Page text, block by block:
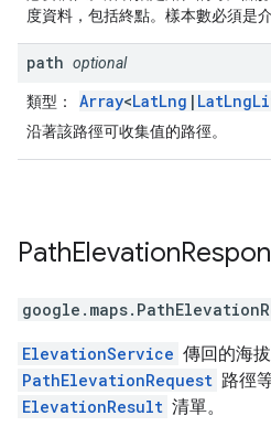
度資料，包括終點。樣本數必須是
path optional
類型： Array<LatLng |
沿著該路徑可收集值的路徑。
PathElevation
google.maps.
ElevationService 傳回的海
PathElevationRequest 路徑
ElevationResult 清單。